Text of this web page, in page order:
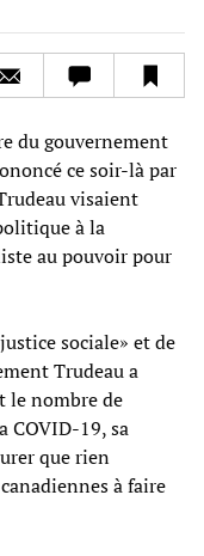
du gouvernement
ce soir-là par
visaient
à la
au pouvoir pour
sociale» et de
Trudeau a
le nombre de
COVID-19, sa
que rien
à faire